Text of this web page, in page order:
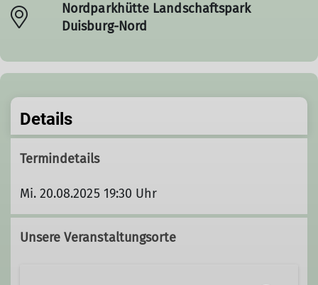
Nordparkhütte Landschaftspark
Duisburg-Nord
Details
Termindetails
Mi. 20.08.2025 19:30 Uhr
Unsere Veranstaltungsorte